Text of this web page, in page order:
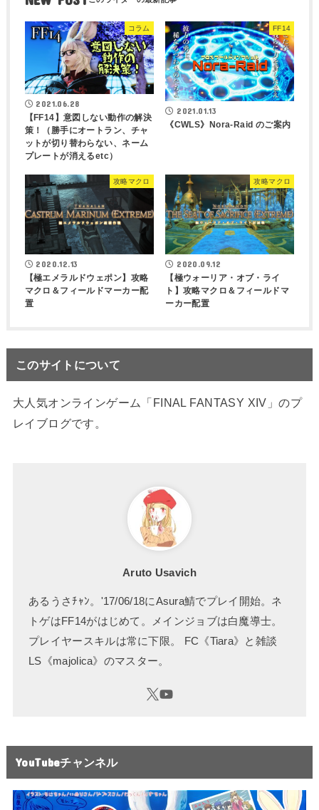
コラム
2021.06.28
【FF14】意図しない動作の解決
策！（勝手にオートラン、チャ
ットが切り替わらない、ネーム
プレートが消えるetc）
FF14
2021.01.13
《CWLS》Nora-Raid のご案内
攻略マクロ
2020.12.13
【極エメラルドウェポン】攻略
マクロ＆フィールドマーカー配
置
攻略マクロ
2020.09.12
【極ウォーリア・オブ・ライ
ト】攻略マクロ＆フィールドマ
ーカー配置
このサイトについて
大人気オンラインゲーム「FINAL FANTASY XIV」のプ
レイブログです。
Aruto Usavich
あるうさﾁｬﾝ。'17/06/18にAsura鯖でプレイ開始。ネ
トゲはFF14がはじめて。メインジョブは白魔導士。
プレイヤースキルは常に下限。 FC《Tiara》と雑談
LS《majolica》のマスター。
YouTubeチャンネル